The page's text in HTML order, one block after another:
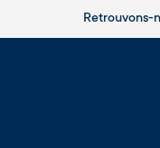
Retrouvons-